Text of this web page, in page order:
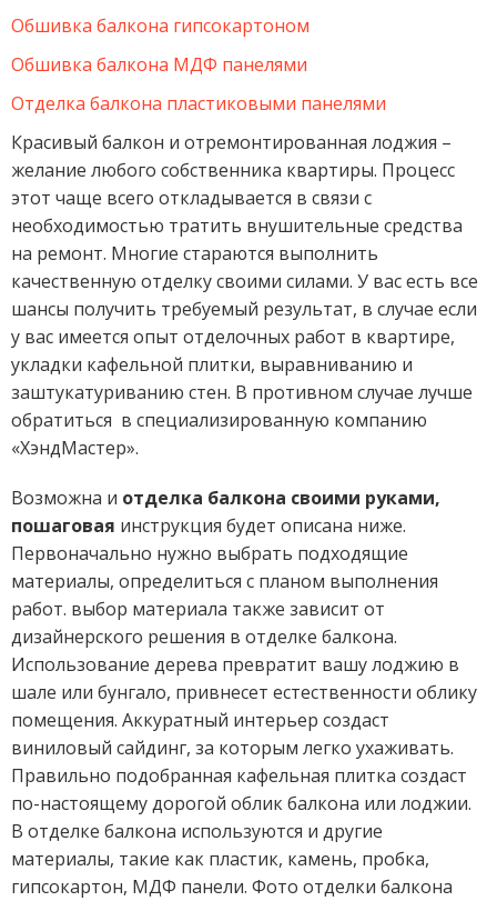
Обшивка балкона гипсокартоном
Обшивка балкона МДФ панелями
Отделка балкона пластиковыми панелями
Красивый балкон и отремонтированная лоджия –
желание любого собственника квартиры. Процесс
этот чаще всего откладывается в связи с
необходимостью тратить внушительные средства
на ремонт. Многие стараются выполнить
качественную отделку своими силами. У вас есть все
шансы получить требуемый результат, в случае если
у вас имеется опыт отделочных работ в квартире,
укладки кафельной плитки, выравниванию и
заштукатуриванию стен. В противном случае лучше
обратиться в специализированную компанию
«ХэндМастер».
Возможна и отделка балкона своими руками,
пошаговая инструкция будет описана ниже.
Первоначально нужно выбрать подходящие
материалы, определиться с планом выполнения
работ. выбор материала также зависит от
дизайнерского решения в отделке балкона.
Использование дерева превратит вашу лоджию в
шале или бунгало, привнесет естественности облику
помещения. Аккуратный интерьер создаст
виниловый сайдинг, за которым легко ухаживать.
Правильно подобранная кафельная плитка создаст
по-настоящему дорогой облик балкона или лоджии.
В отделке балкона используются и другие
материалы, такие как пластик, камень, пробка,
гипсокартон, МДФ панели. Фото отделки балкона